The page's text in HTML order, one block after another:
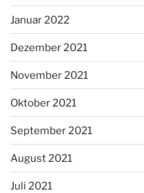
Januar 2022
Dezember 2021
November 2021
Oktober 2021
September 2021
August 2021
Juli 2021